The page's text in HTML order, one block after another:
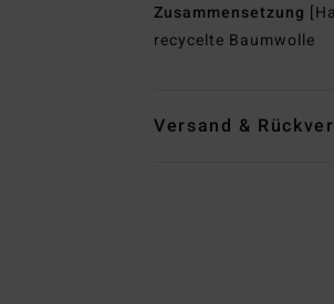
Zusammensetzung
recycelte Baumwolle
Versand &